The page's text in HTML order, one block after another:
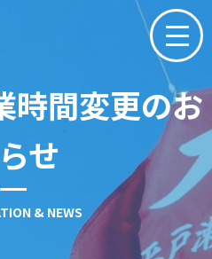
時間変更のお
せ
& NEWS